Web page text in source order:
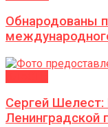
Обнародованы
Сергей